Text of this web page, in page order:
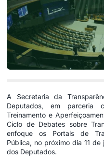
A Secretaria da
Deputados, em parceria
Treinamento e
Ciclo de Debates sobre
enfoque os Portais de
Pública, no próximo dia 11 de
dos Deputados.